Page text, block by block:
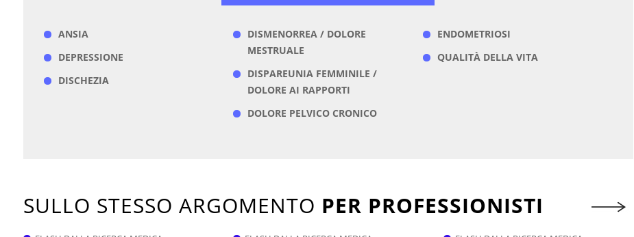
ANSIA
DEPRESSIONE
DISCHEZIA
DISMENORREA / DOLORE
MESTRUALE
DISPAREUNIA FEMMINILE /
DOLORE AI RAPPORTI
DOLORE PELVICO CRONICO
ENDOMETRIOSI
QUALITÀ DELLA VITA
SULLO STESSO ARGOMENTO PER PROFESSIONISTI